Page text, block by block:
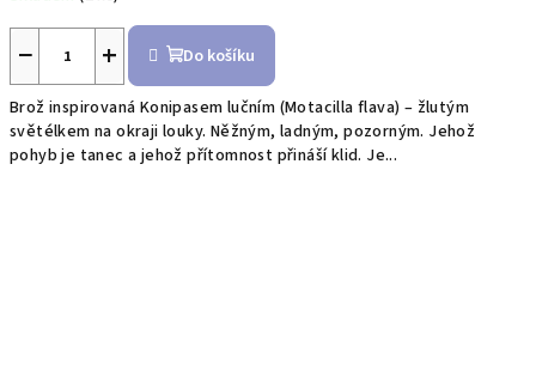
+
− Do košíku
Brož inspirovaná Konipasem lučním (Motacilla flava) – žlutým
světélkem na okraji louky. Něžným, ladným, pozorným. Jehož
pohyb je tanec a jehož přítomnost přináší klid. Je...